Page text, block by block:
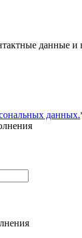
данные
данных.